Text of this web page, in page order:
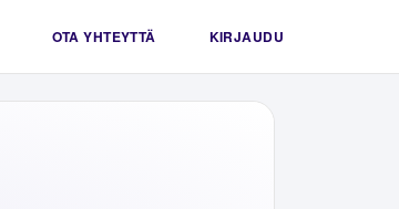
OTA YHTEYTTÄ KIRJAUDU